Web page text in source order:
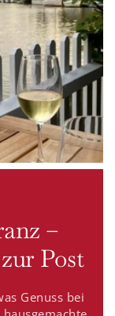
–
Post
Genuss bei